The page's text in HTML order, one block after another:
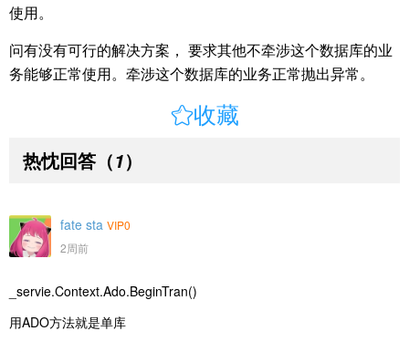
使用。
问有没有可行的解决方案， 要求其他不牵涉这个数据库的业
务能够正常使用。牵涉这个数据库的业务正常抛出异常。
收藏
热忱回答 （1）
fate sta VIP0
2周前
_servie.Context.Ado.BeginTran()
用ADO方法就是单库